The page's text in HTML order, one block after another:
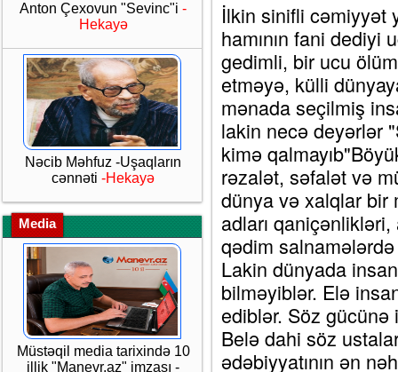
Anton Çexovun "Sevinc"i -
Hekayə
Nəcib Məhfuz -Uşaqların
cənnəti -Hekayə
Media
Müstəqil media tarixində 10
illik "Manevr.az" imzası -
İlkin sinifli cəmiyyət
hamının fani dediyi
gedimli, bir ucu
etməyə, külli
mənada seçilmiş
lakin necə deyərlər
kimə
rəzalət, səfalət və
dünya və xalqlar bir
adları qaniçənlikləri,
qədim
Lakin dünyada
bilməyiblər. Elə
ediblər. Söz gücünə
Belə dahi söz
ədəbiyyatının ən